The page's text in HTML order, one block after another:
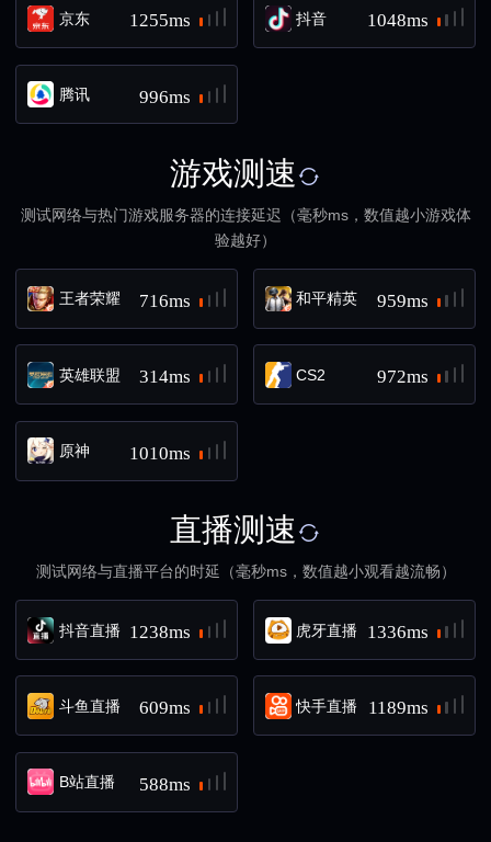
京东 1255ms 抖音 1048ms
腾讯 996ms
游戏测速
测试网络与热门游戏服务器的连接延迟（毫秒ms，数值越小游戏体
验越好）
王者荣耀 716ms 和平精英 959ms
英雄联盟 314ms CS2 972ms
原神 1010ms
直播测速
测试网络与直播平台的时延（毫秒ms，数值越小观看越流畅）
抖音直播 1238ms 虎牙直播 1336ms
斗鱼直播 609ms 快手直播 1189ms
B站直播 588ms